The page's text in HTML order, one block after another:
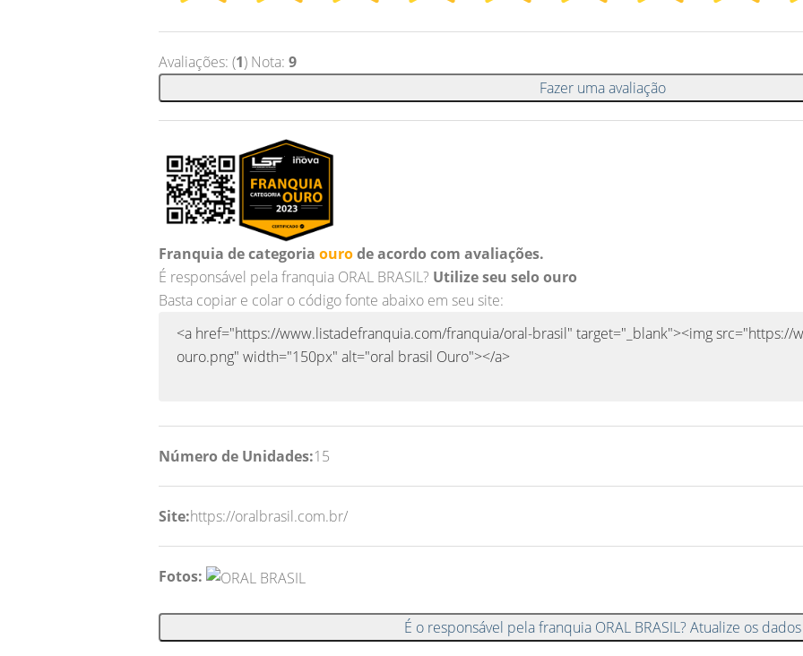
Avaliações: (1) Nota: 9
Fazer uma avaliação
Franquia de categoria ourode acordo com avaliações.
É responsável pela franquia ORAL BRASIL? Utilize seu selo ouro
Basta copiar e colar o código fonte abaixo em seu site:
Número de Unidades:15
Site:https://oralbrasil.com.br/
Fotos:
É o responsável pela franquia ORAL BRASIL? Atualize os dados